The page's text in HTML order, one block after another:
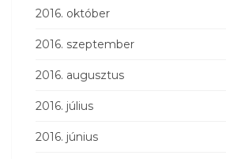
2016. október
2016. szeptember
2016. augusztus
2016. július
2016. június